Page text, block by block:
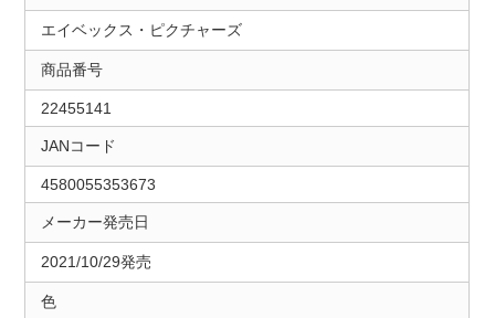
エイベックス・ピクチャーズ
商品番号
22455141
JANコード
4580055353673
メーカー発売日
2021/10/29発売
色